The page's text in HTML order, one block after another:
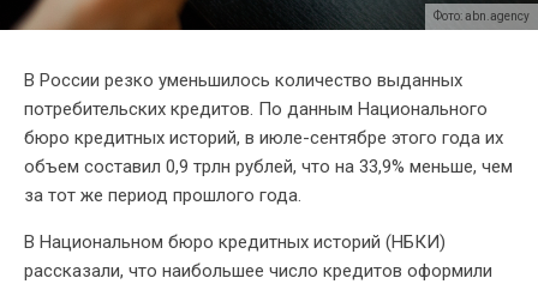
Фото: abn.agency
В России резко уменьшилось количество выданных
потребительских кредитов. По данным Национального
бюро кредитных историй, в июле-сентябре этого года их
объем составил 0,9 трлн рублей, что на 33,9% меньше, чем
за тот же период прошлого года.
В Национальном бюро кредитных историй (НБКИ)
рассказали, что наибольшее число кредитов оформили